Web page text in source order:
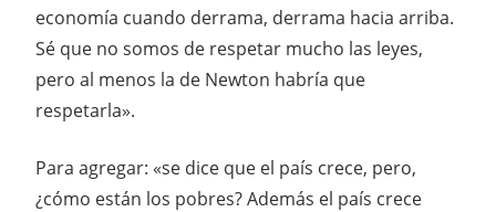
economía cuando derrama, derrama hacia arriba.
Sé que no somos de respetar mucho las leyes,
pero al menos la de Newton habría que
respetarla».
Para agregar: «se dice que el país crece, pero,
¿cómo están los pobres? Además el país crece